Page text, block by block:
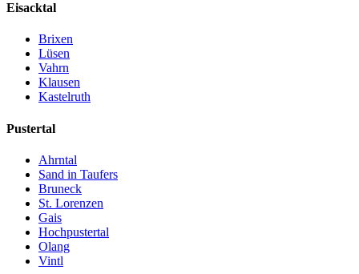
Eisacktal
Brixen
Lüsen
Vahrn
Klausen
Kastelruth
Pustertal
Ahrntal
Sand in Taufers
Bruneck
St. Lorenzen
Gais
Hochpustertal
Olang
Vintl